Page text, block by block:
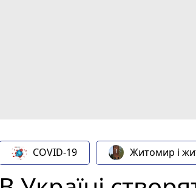
COVID-19 Житомир і